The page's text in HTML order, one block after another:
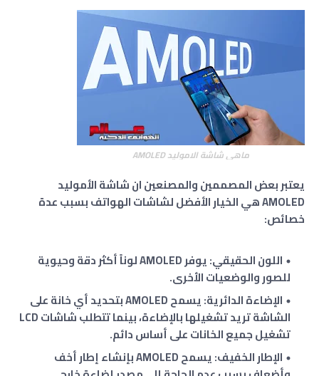
ماهي شاشة الاموليد AMOLED
يعتبر بعض المصممين والمصنعين ان شاشة الأموليد
AMOLED هي الخيار الأفضل لشاشات الهواتف بسبب عدة
خصائص:
اللون الحقيقي: يوفر AMOLED لوناً أكثر دقة وحيوية
للصور والوضعيات الأخرى.
الإضاءة الدائرية: يسمح AMOLED بتحديد أي خانة على
الشاشة تريد تشغيلها بالإضاءة، بينما تتطلب شاشات LCD
تشغيل جميع الخانات على أساس دائم.
الإطار الخفيف: يسمح AMOLED بإنشاء إطار أخف